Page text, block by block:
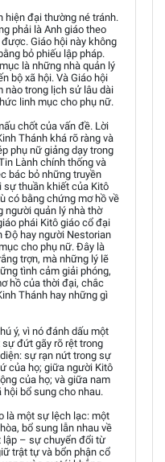
hiện đại thường né tránh.
phải là Anh giáo theo
Giáo hội này không
bỏ phiếu lập pháp.
là những nhà quản lý
bộ xã hội. Và Giáo hội
nào trong lịch sử lâu dài
linh mục cho phụ nữ.
chốt của vấn đề. Lời
Thánh khá rõ ràng và
phụ nữ giảng dạy trong
Lành chính thống và
bác bỏ những truyền
sự thuần khiết của Kitô
có bằng chứng mơ hồ về
người quản lý nhà thờ
phái Kitô giáo cổ đại
Độ hay người Nestorian
cho phụ nữ. Đây là
trợn, mà những lý lẽ
tình cảm giải phóng,
hồ của thời đại, chắc
Thánh hay những gì
ý, vì nó đánh dấu một
đứt gãy rõ rệt trong
sự rạn nứt trong sự
của họ; giữa người Kitô
của họ; và giữa nam
bổ sung cho nhau.
là một sự lệch lạc: một
bổ sung lẫn nhau về
lập – sự chuyển đổi từ
trật tự và bổn phận cổ